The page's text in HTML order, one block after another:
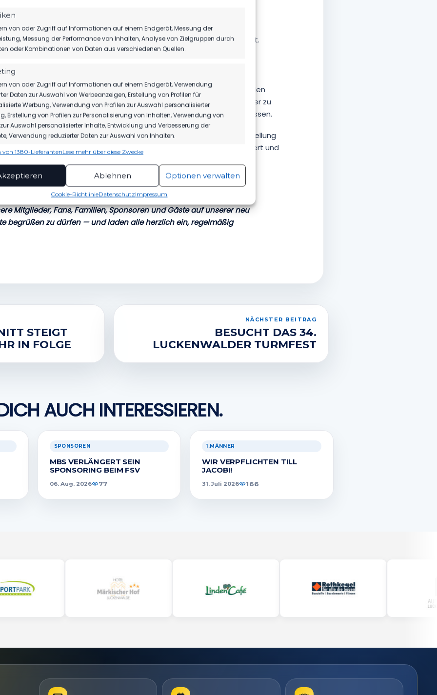
von oder Zugriff auf Informationen auf einem Endgerät, Messung der
Messung der Performance von Inhalten, Analyse von Zielgruppen durch
oder Kombinationen von Daten aus verschiedenen Quellen.
von oder Zugriff auf Informationen auf einem Endgerät, Verwendung
Daten zur Auswahl von Werbeanzeigen, Erstellung von Profilen für
Werbung, Verwendung von Profilen zur Auswahl personalisierter
Erstellung von Profilen zur Personalisierung von Inhalten, Verwendung von
Auswahl personalisierter Inhalte, Entwicklung und Verbesserung der
Verwendung reduzierter Daten zur Auswahl von Inhalten.
und Kombination von Daten aus unterschiedlichen Quellen,
verschiedener Endgeräte, Identifikation von Endgeräten
automatisch übermittelter Informationen.
der Sicherheit, Verhinderung und
von Betrug und Fehlerbehebung,
und Anzeige von Werbung und Inhalten,
zum Datenschutz speichern und
Immer aktiv
von 1380-LieferantenLese mehr über diese Zwecke
Ablehnen Optionen verwalten
Cookie-RichtlinieDatenschutzImpressum
ein Auftritt entstanden, der den FSV 63 Luckenwalde digital stärker
nach außen professionell, lebendig und zukunftsorientiert zeigt.
SCHRITT WEITERENTWICKELT
abgeschlossenes Projekt, sondern wird laufend weiterentwickelt. In den
wurde intensiv daran gearbeitet, viele Bereiche zu verbessern, Fehler zu
und das Design an den Anspruch unseres Vereins anzupassen.
um Optik, sondern auch um Funktionalität, Lesbarkeit, mobile Darstellung
im Hintergrund. So soll die Seite auch langfristig einfacher erweitert und
können.
DER ZUM VEREIN PASST
Mitglieder, Fans, Familien, Sponsoren und Gäste auf unserer neu
begrüßen zu dürfen — und laden alle herzlich ein, regelmäßig
STEIGT
IN FOLGE
NÄCHSTER BEITRAG
BESUCHT DAS 34.
LUCKENWALDER TURMFEST
AUCH INTERESSIEREN.
SPONSOREN
MBS VERLÄNGERT SEIN
SPONSORING BEIM FSV
06. Aug. 2026 77
1.MÄNNER
WIR VERPFLICHTEN TILL
JACOBI!
31. Juli 2026 166